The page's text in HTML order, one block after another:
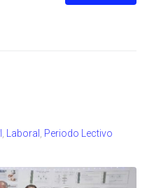
Laboral
Periodo Lectivo